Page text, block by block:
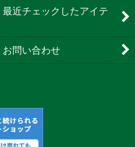
最近チェックしたアイテ
お問い合わせ